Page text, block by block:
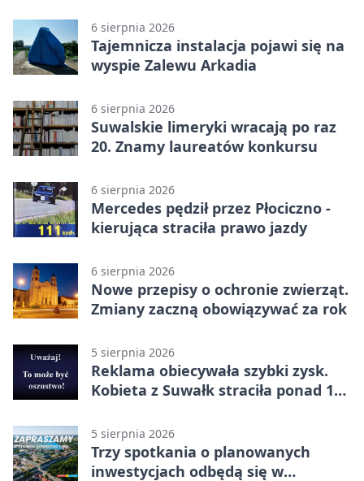
6 sierpnia 2026
Tajemnicza instalacja pojawi się na
wyspie Zalewu Arkadia
6 sierpnia 2026
Suwalskie limeryki wracają po raz
20. Znamy laureatów konkursu
6 sierpnia 2026
Mercedes pędził przez Płociczno -
kierująca straciła prawo jazdy
6 sierpnia 2026
Nowe przepisy o ochronie zwierząt.
Zmiany zaczną obowiązywać za rok
5 sierpnia 2026
Reklama obiecywała szybki zysk.
Kobieta z Suwałk straciła ponad 190
5 sierpnia 2026
Trzy spotkania o planowanych
inwestycjach odbędą się w